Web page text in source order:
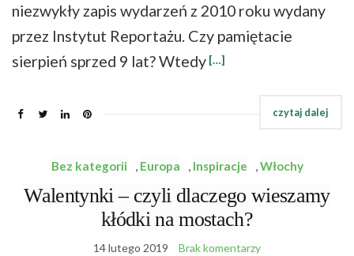
niezwykły zapis wydarzeń z 2010 roku wydany
przez Instytut Reportażu. Czy pamiętacie
sierpień sprzed 9 lat? Wtedy […]
Bez kategorii , Europa , Inspiracje ,Włochy
Walentynki – czyli dlaczego wieszamy
kłódki na mostach?
14 lutego 2019 Brak komentarzy